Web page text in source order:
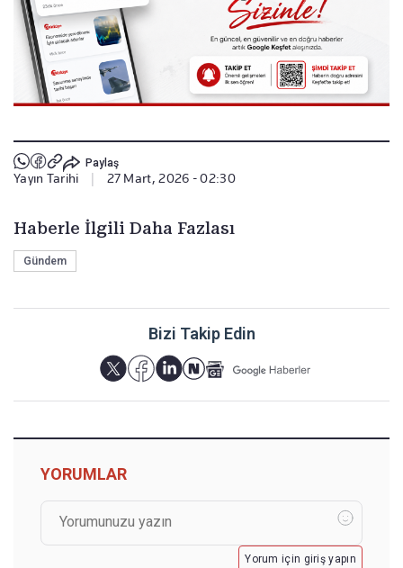
Paylaş
Yayın Tarihi 27 Mart, 2026 - 02:30
Haberle İlgili Daha Fazlası
Gündem
Bizi Takip Edin
YORUMLAR
Yorum için giriş yapın